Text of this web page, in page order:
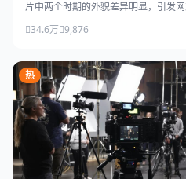
片中两个时期的外貌差异明显，引发网
34.6万 9,876
热